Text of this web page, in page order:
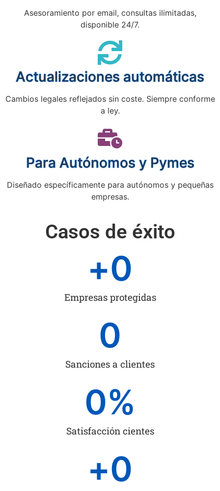
Asesoramiento por email, consultas ilimitadas,
disponible 24/7.
Actualizaciones automáticas
Cambios legales reflejados sin coste. Siempre conforme
a ley.
Para Autónomos y Pymes
Diseñado específicamente para autónomos y pequeñas
empresas.
Casos de éxito
Empresas protegidas
+0
Sanciones a clientes
0
Satisfacción cientes
0%
+0